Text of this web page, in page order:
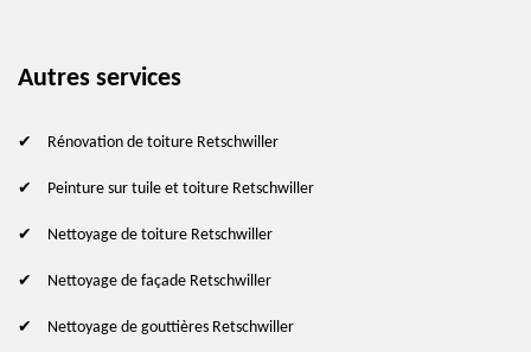
Autres services
Rénovation de toiture Retschwiller
Peinture sur tuile et toiture Retschwiller
Nettoyage de toiture Retschwiller
Nettoyage de façade Retschwiller
Nettoyage de gouttières Retschwiller